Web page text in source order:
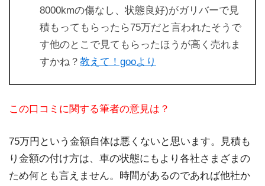
8000kmの傷なし、状態良好)がガリバーで見
積もってもらったら75万だと言われたそうで
す他のとこで見てもらったほうが高く売れま
すかね？ 教えて！gooより
この口コミに関する筆者の意見は？
75万円という金額自体は悪くないと思います。見積も
り金額の付け方は、車の状態にもより各社さまざまの
ため何とも言えません。時間があるのであれば他社か